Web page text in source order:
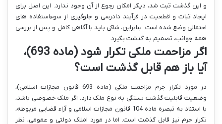
و این گذشت ثبت شد، دیگر امکان رجوع از آن وجود ندارد. این اصل برای
ایجاد ثبات و قطعیت در فرآیند دادرسی و جلوگیری از سوءاستفاده های
احتمالی وضع شده است. بنابراین، شاکی باید با آگاهی کامل و پس از بررسی
همه جوانب، تصمیم به گذشت بگیرد.
اگر مزاحمت ملکی تکرار شود (ماده 693)،
آیا باز هم قابل گذشت است؟
در مورد تکرار جرم مزاحمت ملکی (ماده 693 قانون مجازات اسلامی)،
وضعیت قابلیت گذشت بستگی به نوع ملک دارد. اگر ملک خصوصی باشد،
با استناد به تبصره ماده 104 قانون مجازات اسلامی و آراء قضایی مربوطه،
تکرار جرم نیز قابل گذشت است. اما در مورد املاک دولتی و عمومی، نظر